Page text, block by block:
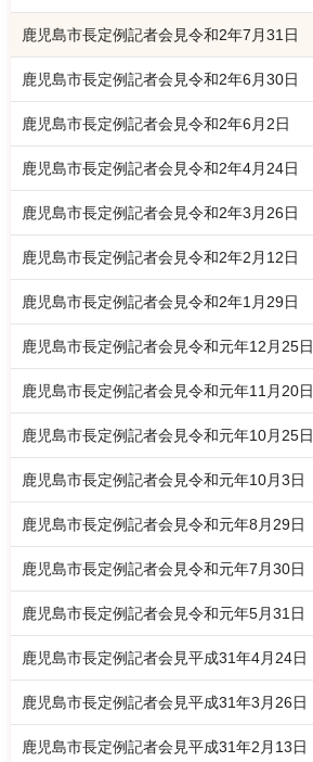
鹿児島市長定例記者会見令和2年7月31日
鹿児島市長定例記者会見令和2年6月30日
鹿児島市長定例記者会見令和2年6月2日
鹿児島市長定例記者会見令和2年4月24日
鹿児島市長定例記者会見令和2年3月26日
鹿児島市長定例記者会見令和2年2月12日
鹿児島市長定例記者会見令和2年1月29日
鹿児島市長定例記者会見令和元年12月25日
鹿児島市長定例記者会見令和元年11月20日
鹿児島市長定例記者会見令和元年10月25日
鹿児島市長定例記者会見令和元年10月3日
鹿児島市長定例記者会見令和元年8月29日
鹿児島市長定例記者会見令和元年7月30日
鹿児島市長定例記者会見令和元年5月31日
鹿児島市長定例記者会見平成31年4月24日
鹿児島市長定例記者会見平成31年3月26日
鹿児島市長定例記者会見平成31年2月13日